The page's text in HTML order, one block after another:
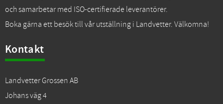
och samarbetar med ISO-certifierade leverantörer.
Boka gärna ett besök till vår utställning i Landvetter. Välkomna!
Kontakt
Landvetter Grossen AB
Johans väg 4